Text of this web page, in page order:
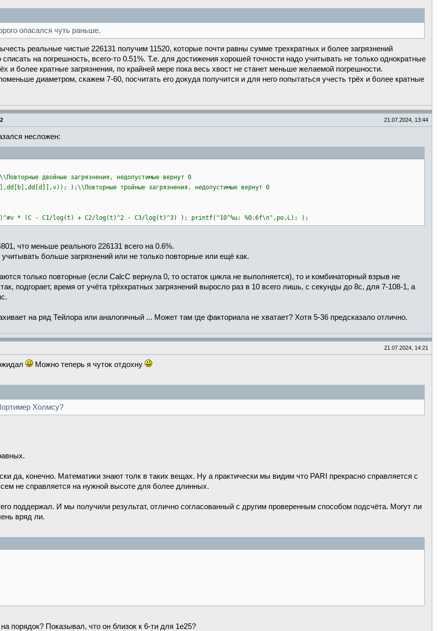
опасался чуть раньше.
реальные чистые 226131 получим 11520, которые почти равны сумме трехкратных и более загрязнений
на погрешность, всего-то 0.51%. Т.е. для достижения хорошей точности надо учитывать не только однократные
и более кратные загрязнения, по крайней мере пока весь хвост не станет меньше желаемой погрешности.
диаметром, скажем 7-60, посчитать его докуда получится и для него попытаться учесть трёх и более кратные
21.07.2024, 13:44
несложен:
двойные загрязнения, недопустимые вернут 0
);\\Повторные тройные загрязнения, недопустимые вернут 0
* (C - C1/log(t) + C2/log(t)^2 - C3/log(t)^3) ); printf("10^%u: %0.6f\n",po,L); );
что меньше реального 226131 всего на 0.6%.
больше загрязнений или не только повторные или ещё как.
только повторные (если CalcC вернула 0, то остаток цикла не выполняется), то и комбинаторный взрыв не
подгорает, время от учёта трёхкратных загрязнений выросло раз в 10 всего лишь, с секунды до 8с, для 7-108-1, а
на ряд Тейлора или аналогичный ... Может там где факториала не хватает? Хотя 5-36 предсказало отлично.
21.07.2024, 14:21
Можно теперь я чуток отдохну
Холмсу?
да, конечно. Математики знают толк в таких вещах. Ну а практически мы видим что PARI прекрасно справляется с
не справляется на нужной высоте для более длинных.
поддержал. И мы получили результат, отлично согласованный с другим проверенным способом подсчёта. Могут ли
вряд ли.
порядок? Показывал, что он близок к 6-ти для 1е25?